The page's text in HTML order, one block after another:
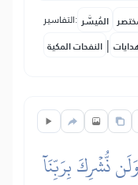
التفاسير: المُيسَّر
النفحات المكية |
نُّشۡرِكَ بِرَبِّنَآ